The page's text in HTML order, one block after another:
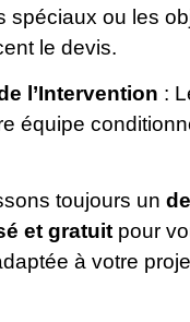
spéciaux ou les
le devis.
l’Intervention :
équipe
toujours un
et gratuit pour
à votre